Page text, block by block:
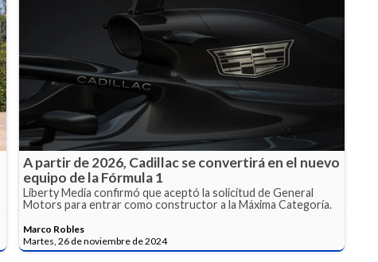
A partir de 2026, Cadillac se convertirá en el nuevo
equipo de la Fórmula 1
Liberty Media confirmó que aceptó la solicitud de General
Motors para entrar como constructor a la Máxima Categoría.
Marco Robles
Martes, 26 de noviembre de 2024